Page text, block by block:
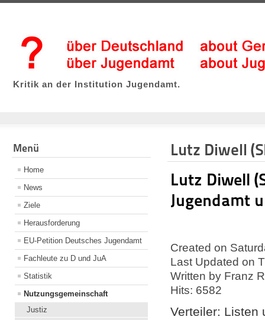
Kritik an der Institution Jugendamt.
Menü
Home
News
Ziele
Herausforderung
EU-Petition Deutsches Jugendamt
Fachleute zu D und JuA
Statistik
Nutzungsgemeinschaft
Justiz
Lutz Diwell
Lutz Diwell
Jugendamt
Created on
Last Updated on
Written by Franz
Hits: 6582
Verteiler: Listen